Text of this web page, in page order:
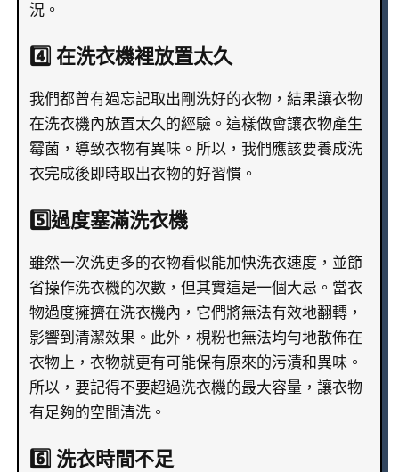
況。
4️⃣ 在洗衣機裡放置太久
我們都曾有過忘記取出剛洗好的衣物，結果讓衣物
在洗衣機內放置太久的經驗。這樣做會讓衣物產生
霉菌，導致衣物有異味。所以，我們應該要養成洗
衣完成後即時取出衣物的好習慣。
5️⃣過度塞滿洗衣機
雖然一次洗更多的衣物看似能加快洗衣速度，並節
省操作洗衣機的次數，但其實這是一個大忌。當衣
物過度擁擠在洗衣機內，它們將無法有效地翻轉，
影響到清潔效果。此外，梘粉也無法均勻地散佈在
衣物上，衣物就更有可能保有原來的污漬和異味。
所以，要記得不要超過洗衣機的最大容量，讓衣物
有足夠的空間清洗。
6️⃣ 洗衣時間不足